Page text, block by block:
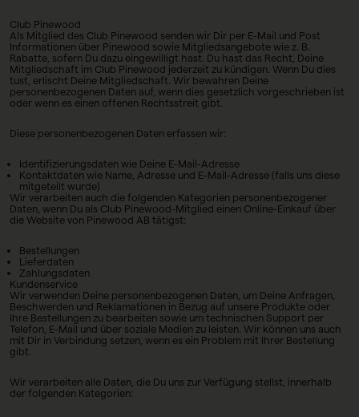
Club Pinewood
Als Mitglied des Club Pinewood senden wir Dir per E-Mail und Post
Informationen über Pinewood sowie Mitgliedsangebote wie z. B.
Rabatte, sofern Du dazu eingewilligt hast. Du hast das Recht, Deine
Mitgliedschaft im Club Pinewood jederzeit zu kündigen. Wenn Du dies
tust, erlischt Deine Mitgliedschaft. Wir bewahren Deine
personenbezogenen Daten auf, wenn dies gesetzlich vorgeschrieben ist
oder wenn es einen offenen Rechtsstreit gibt.
Diese personenbezogenen Daten erfassen wir:
Identifizierungsdaten wie Deine E-Mail-Adresse
Kontaktdaten wie Name, Adresse und E-Mail-Adresse (falls uns diese
mitgeteilt wurde)
Wir verarbeiten auch die folgenden Kategorien personenbezogener
Daten, wenn Du als Club Pinewood-Mitglied einen Online-Einkauf über
die Website von Pinewood AB tätigst:
Bestellungen
Lieferdaten
Zahlungsdaten
Kundenservice
Wir verwenden Deine personenbezogenen Daten, um Deine Anfragen,
Beschwerden und Reklamationen in Bezug auf unsere Produkte oder
Ihre Bestellungen zu bearbeiten sowie um technischen Support per
Telefon, E-Mail und über soziale Medien zu leisten. Wir können uns auch
mit Dir in Verbindung setzen, wenn es ein Problem mit Ihrer Bestellung
gibt.
Wir verarbeiten alle Daten, die Du uns zur Verfügung stellst, innerhalb
der folgenden Kategorien: